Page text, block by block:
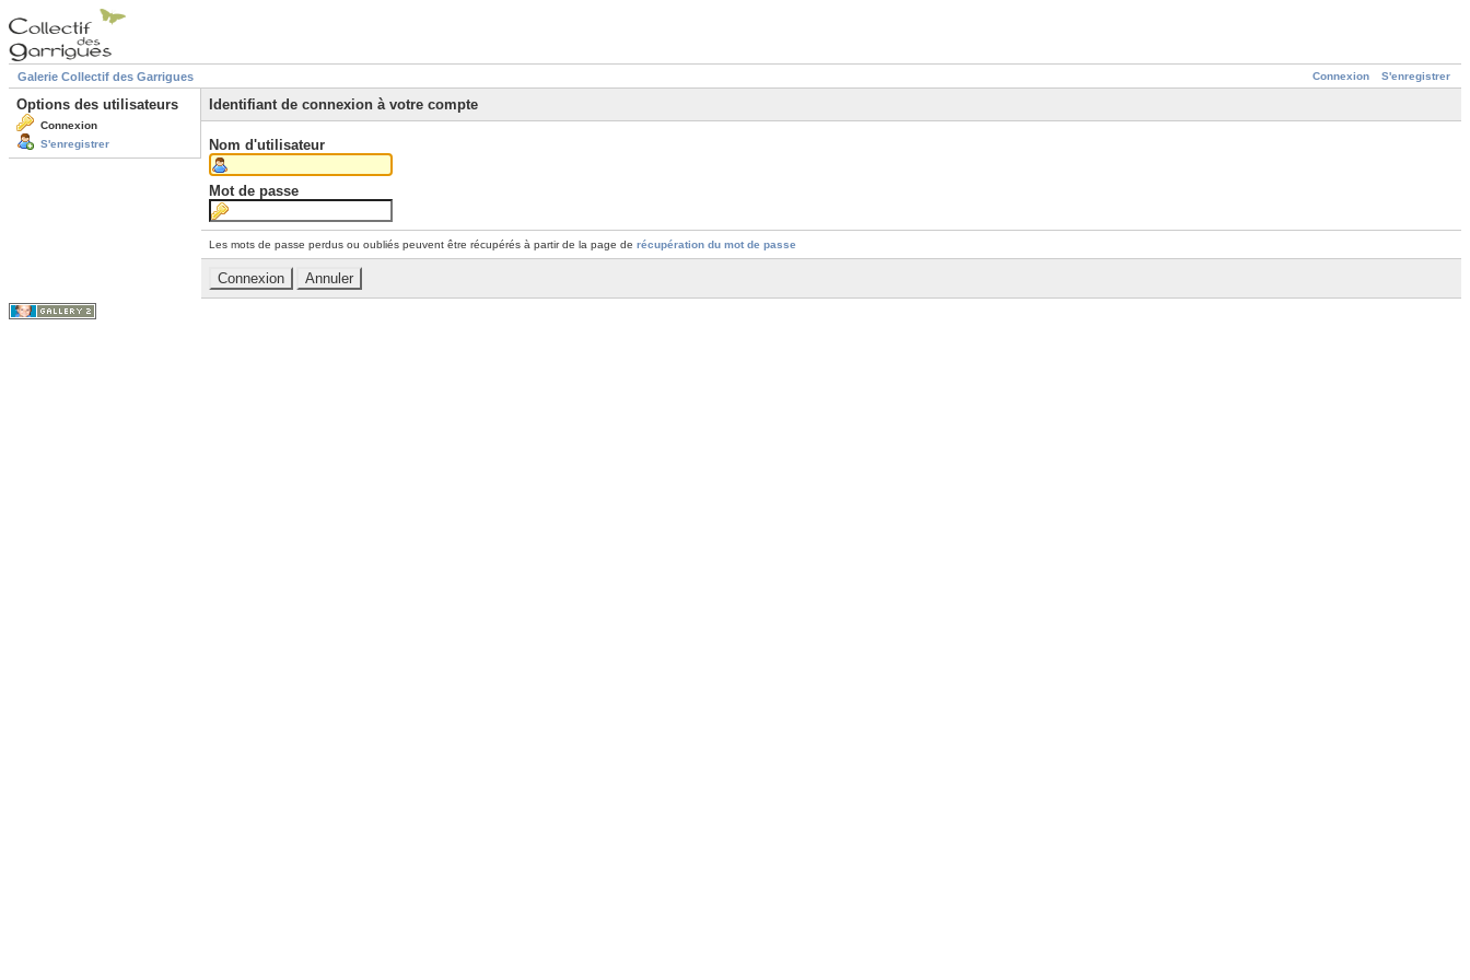
Connexion S'enregistrer
Galerie Collectif des Garrigues
Options des utilisateurs
Connexion
S'enregistrer
Identifiant de connexion à votre compte
Nom d'utilisateur
Mot de passe
Les mots de passe perdus ou oubliés peuvent être récupérés à partir de la page de récupération du mot de passe